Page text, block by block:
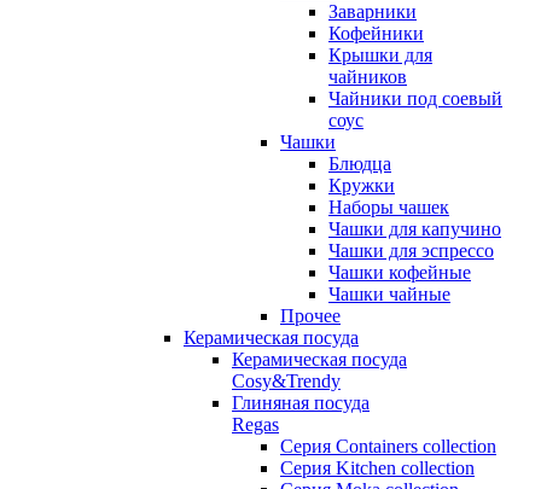
Заварники
Кофейники
Крышки для
чайников
Чайники под соевый
соус
Чашки
Блюдца
Кружки
Наборы чашек
Чашки для капучино
Чашки для эспрессо
Чашки кофейные
Чашки чайные
Прочее
Керамическая посуда
Керамическая посуда
Cosy&Trendy
Глиняная посуда
Regas
Серия Containers collection
Серия Kitchen collection